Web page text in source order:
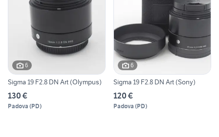
6
Sigma 19 F2.8 DN Art (Olympus)
130 €
Padova (PD)
6
Sigma 19 F2.8 DN Art (Sony)
120 €
Padova (PD)